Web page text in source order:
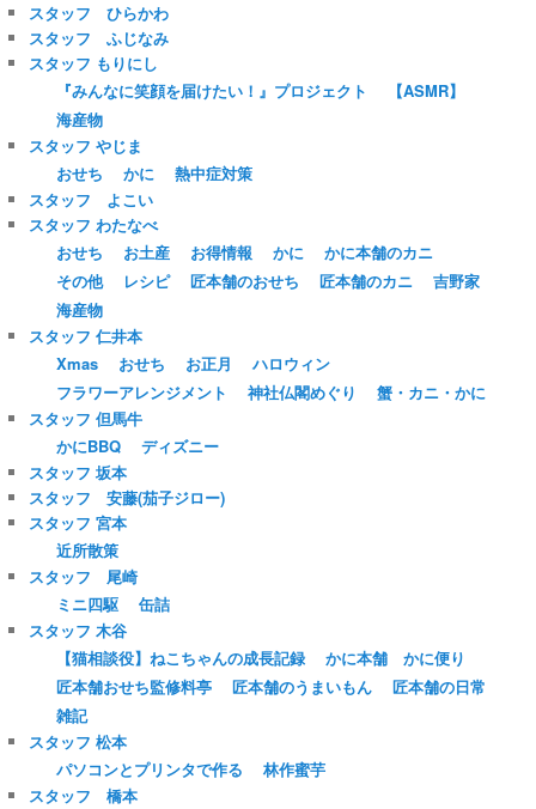
スタッフ ひらかわ
スタッフ ふじなみ
スタッフ もりにし
『みんなに笑顔を届けたい！』プロジェクト
【ASMR】
海産物
スタッフ やじま
おせち
かに
熱中症対策
スタッフ よこい
スタッフ わたなべ
おせち
お土産 お得情報 かに
かに本舗のカニ
その他
レシピ 匠本舗のおせち 匠本舗のカニ
吉野家
海産物
スタッフ 仁井本
Xmas
おせち お正月
ハロウィン
フラワーアレンジメント
神社仏閣めぐり
蟹・カニ・かに
スタッフ 但馬牛
かにBBQ
ディズニー
スタッフ 坂本
スタッフ 安藤(茄子ジロー)
スタッフ 宮本
近所散策
スタッフ 尾崎
ミニ四駆
缶詰
スタッフ 木谷
【猫相談役】ねこちゃんの成長記録
かに本舗 かに便り
匠本舗おせち監修料亭
匠本舗のうまいもん
匠本舗の日常
雑記
スタッフ 松本
パソコンとプリンタで作る
林作蜜芋
スタッフ 橋本